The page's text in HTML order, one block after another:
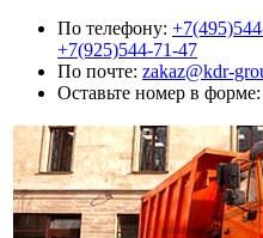
По телефону:
+7(925)544-71-47
По почте: zakaz@kdr-
Оставьте номер в форме: